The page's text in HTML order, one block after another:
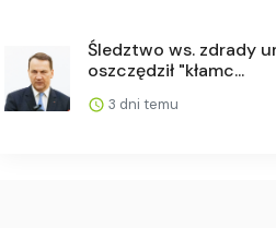
Śledztwo ws. zdrady
oszczędził "kłamc...
3 dni temu